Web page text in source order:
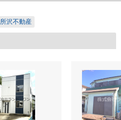
所沢不動産